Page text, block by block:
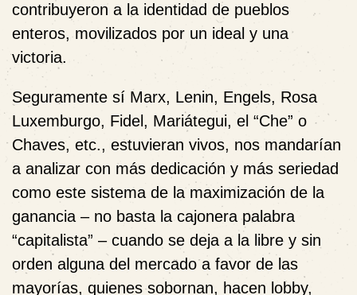
contribuyeron a la identidad de pueblos
enteros, movilizados por un ideal y una
victoria.
Seguramente sí Marx, Lenin, Engels, Rosa
Luxemburgo, Fidel, Mariátegui, el “Che” o
Chaves, etc., estuvieran vivos, nos mandarían
a analizar con más dedicación y más seriedad
como este sistema de la maximización de la
ganancia – no basta la cajonera palabra
“capitalista” – cuando se deja a la libre y sin
orden alguna del mercado a favor de las
mayorías, quienes sobornan, hacen lobby,